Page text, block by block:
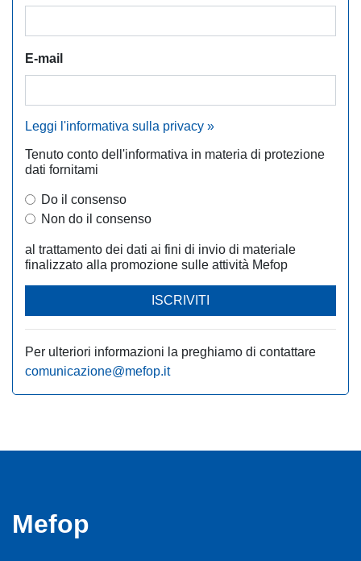
E-mail
Leggi l'informativa sulla privacy »
Tenuto conto dell'informativa in materia di protezione
dati fornitami
Do il consenso
Non do il consenso
al trattamento dei dati ai fini di invio di materiale
finalizzato alla promozione sulle attività Mefop
ISCRIVITI
Per ulteriori informazioni la preghiamo di contattare
comunicazione@mefop.it
Mefop